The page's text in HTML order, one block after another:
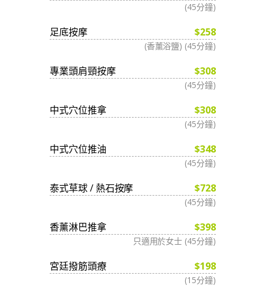
(45分鐘)
足底按摩 $258
(香薰浴鹽) (45分鐘)
專業頭肩頸按摩 $308
(45分鐘)
中式穴位推拿 $308
(45分鐘)
中式穴位推油 $348
(45分鐘)
泰式草球 / 熱石按摩 $728
(45分鐘)
香薰淋巴推拿 $398
只適用於女士 (45分鐘)
宮廷撥筋頭療 $198
(15分鐘)